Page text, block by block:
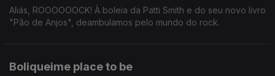
Aliás, ROOOOOOCK! À boleia da Patti Smith e do seu novo livro
"Pão de Anjos", deambulamos pelo mundo do rock.
Boliqueime place to be